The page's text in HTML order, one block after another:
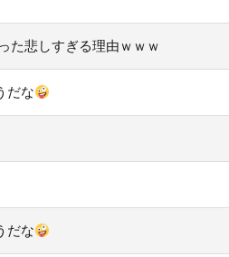
た悲しすぎる理由ｗｗｗ
だな
だな